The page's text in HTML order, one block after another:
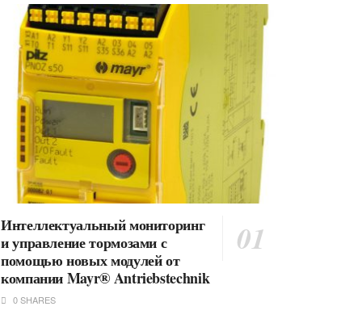
Интеллектуальный мониторинг
и управление тормозами с
помощью новых модулей от
компании Mayr® Antriebstechnik
0 SHARES